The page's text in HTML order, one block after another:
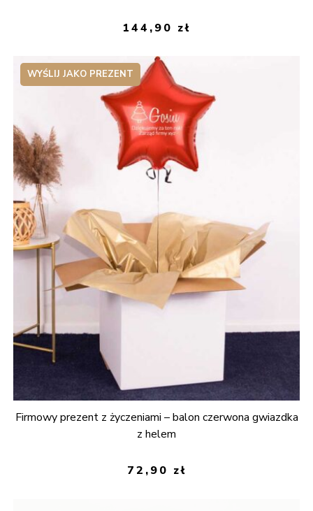
144,90 zł
WYŚLIJ JAKO PREZENT
Firmowy prezent z życzeniami – balon czerwona gwiazdka
z helem
72,90 zł